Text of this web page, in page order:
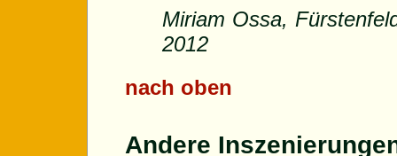
Miriam Ossa,
2012
nach oben
Andere